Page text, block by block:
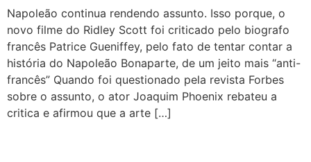
Napoleão continua rendendo assunto. Isso porque, o
novo filme do Ridley Scott foi criticado pelo biografo
francês Patrice Gueniffey, pelo fato de tentar contar a
história do Napoleão Bonaparte, de um jeito mais “anti-
francês” Quando foi questionado pela revista Forbes
sobre o assunto, o ator Joaquim Phoenix rebateu a
critica e afirmou que a arte […]